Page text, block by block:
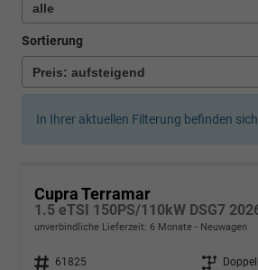
Sortierung
In Ihrer aktuellen Filterung befinden sich
Cupra Terramar
unverbindliche Lieferzeit: 6 Monate Neuwagen
Fahrzeugnr. 61825 Getriebe